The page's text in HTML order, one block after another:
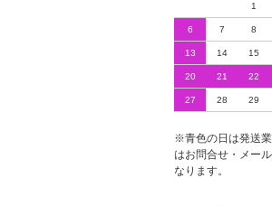
1
6 7 8
13 14 15
20 21 22
27 28 29
※青色の日は発送
はお問合せ・メー
なります。